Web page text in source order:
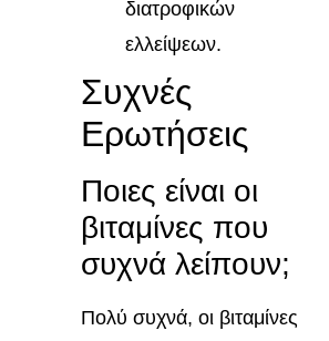
διατροφικών
ελλείψεων.
Συχνές
Ερωτήσεις
Ποιες είναι οι
βιταμίνες που
συχνά λείπουν;
Πολύ συχνά, οι βιταμίνες